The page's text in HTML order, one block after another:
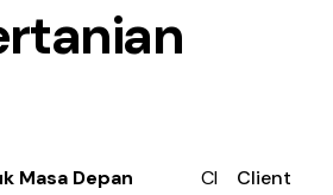
Masa Depan
Cl
Client